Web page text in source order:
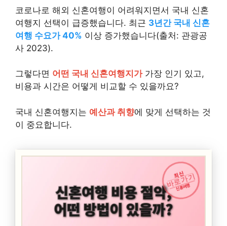
코로나로 해외 신혼여행이 어려워지면서 국내 신혼
여행지 선택이 급증했습니다. 최근 3년간 국내 신혼
여행 수요가 40% 이상 증가했습니다(출처: 관광공
사 2023).
그렇다면 어떤 국내 신혼여행지가가장 인기 있고,
비용과 시간은 어떻게 비교할 수 있을까요?
국내 신혼여행지는 예산과 취향에 맞게 선택하는 것
이 중요합니다.
최신
바로가기
신혼여행